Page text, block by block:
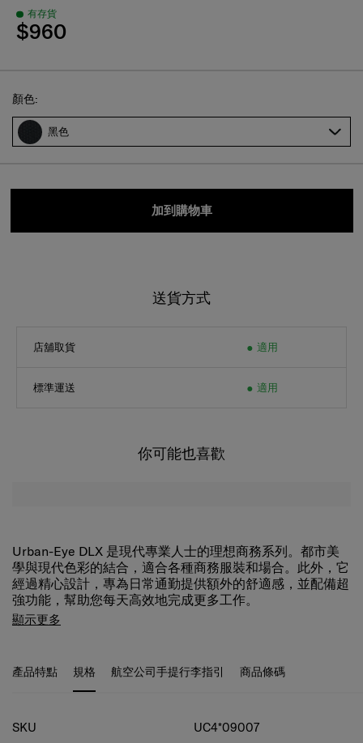
有存貨
$960
Select
顏色:
黑色
加到購物車
送貨方式
店舖取貨 適用
標準運送 適用
你可能也喜歡
Urban-Eye DLX 是現代專業人士的理想商務系列。都市美
學與現代色彩的結合，適合各種商務服裝和場合。此外，它
經過精心設計，專為日常通勤提供額外的舒適感，並配備超
強功能，幫助您每天高效地完成更多工作。
豐富的內部組織:
顯示更多
產品特點 規格 航空公司手提行李指引 商品條碼
規格
SKU UC4*09007